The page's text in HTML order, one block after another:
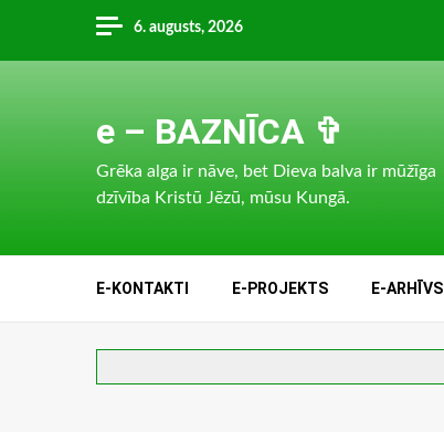
content
6. augusts, 2026
e – BAZNĪCA ✞
Grēka alga ir nāve, bet Dieva balva ir mūžīga
dzīvība Kristū Jēzū, mūsu Kungā.
E-KONTAKTI E-PROJEKTS E-ARHĪVS